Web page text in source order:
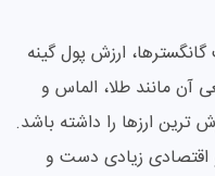
ارزش پول گینه
آن مانند طلا، الماس و
ترین ارزها را داشته باشد.
اقتصادی زیادی دست و